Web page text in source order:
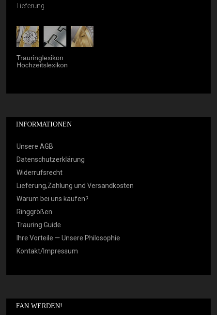
Lieferung
Trauringlexikon
Hochzeitslexikon
INFORMATIONEN
Unsere AGB
Datenschutzerklärung
Widerrufsrecht
Lieferung,Zahlung und Versandkosten
Warum bei uns kaufen?
Ringgrößen
Trauring Guide
Ihre Vorteile — Unsere Philosophie
Kontakt/Impressum
FAN WERDEN!